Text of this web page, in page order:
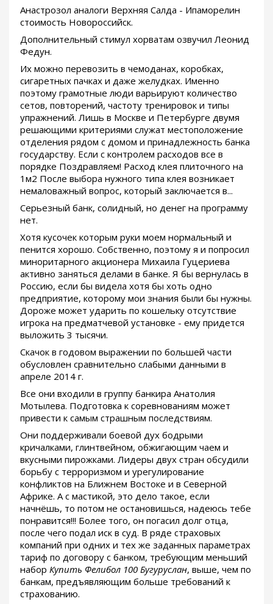
Анастрозол аналоги Верхняя Салда - Ипаморелин
стоимость Новороссийск.
Дополнительный стимул хорватам озвучил Леонид
Федун.
Их можно перевозить в чемоданах, коробках,
сигаретных пачках и даже желудках. Именно
поэтому грамотные люди варьируют количество
сетов, повторений, частоту тренировок и типы
упражнений. Лишь в Москве и Петербурге двумя
решающими критериями служат местоположение
отделения рядом с домом и принадлежность банка
государству. Если с контролем расходов все в
порядке Поздравляем! Расход клея плиточного на
1м2 После выбора нужного типа клея возникает
немаловажный вопрос, который заключается в...
Серьезный банк, солидный, но денег на программу
нет.
Хотя кусочек которым руки моем нормальный и
пенится хорошо. Собственно, поэтому я и попросил
миноритарного акционера Михаила Гуцериева
активно заняться делами в банке. Я бы вернулась в
Россию, если бы видела хотя бы хоть одно
предприятие, которому мои знания были бы нужны.
Дороже может ударить по кошельку отсутствие
игрока на предматчевой установке - ему придется
выложить 3 тысячи.
Скачок в годовом выражении по большей части
обусловлен сравнительно слабыми данными в
апреле 2014 г.
Все они входили в группу банкира Анатолия
Мотылева. Подготовка к соревнованиям может
привести к самым страшным последствиям.
Они поддерживали боевой дух бодрыми
кричалками, глинтвейном, обжигающим чаем и
вкусными пирожками. Лидеры двух стран обсудили
борьбу с терроризмом и урегулирование
конфликтов на Ближнем Востоке и в Северной
Африке. А с мастикой, это дело такое, если
начнёшь, то потом не остановишься, надеюсь тебе
понравится!!! Более того, он погасил долг отца,
после чего подал иск в суд. В ряде страховых
компаний при одних и тех же заданных параметрах
тариф по договору с банком, требующим меньший
набор Купить Фелибол 100 Бугуруслан, выше, чем по
банкам, предъявляющим больше требований к
страхованию.